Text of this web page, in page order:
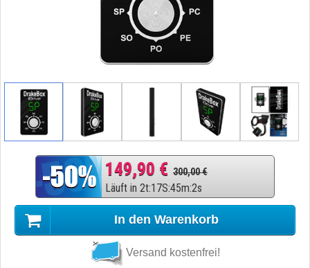
149,90 € 300,00 €
Läuft in 2t:17S:45m:1s
In den Warenkorb
Versand kostenfrei!